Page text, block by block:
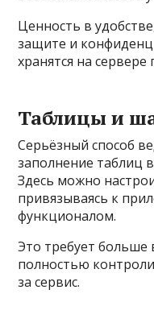
Ценность в
защите и
хранятся на
Таблицы и
Серьёзный способ
заполнение таблиц
Здесь можно
привязываясь к
функционалом.
Это требует
полностью
за сервис.